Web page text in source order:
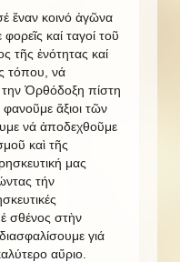
ἕναν κοινό ἀγῶνα
καί ταγοί τοῦ
τῆς ἑνότητας καί
τόπου, νά
την Ὀρθόδοξη πίστη
ἄξιοι τῶν
νά ἀποδεχθοῦμε
καὶ τῆς
μας
τήν
σθένος στὴν
γιά
αὔριο.